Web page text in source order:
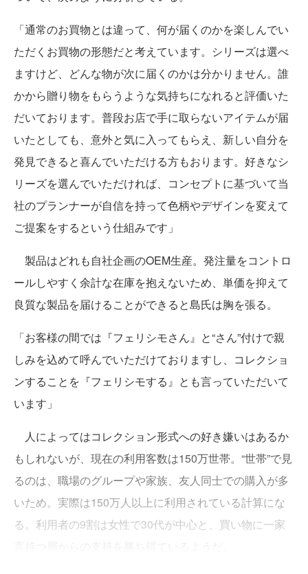
「通常のお買物とは違って、何が届くのかを楽しんでい
ただくお買物の形態だと考えています。シリーズは選べ
ますけど、どんな物が次に届くのかは分かりません。誰
かから贈り物をもらうような気持ちになれると評価いた
だいております。普段お店で手に取らないアイテムが届
いたとしても、意外と気に入ってもらえ、新しい自分を
発見できると喜んでいただける方もおります。好きなシ
リーズを選んでいただければ、コンセプトに基づいて当
社のプランナーが自信を持って色柄やデザインを変えて
ご提案をするという仕組みです」
製品はどれも自社企画のOEM生産。発注量をコントロ
ールしやすく余計な在庫を抱えないため、単価を抑えて
良質な製品を届けることができると島氏は胸を張る。
「お客様の間では『フェリシモさん』と“さん”付けで親
しみを込めて呼んでいただけておりますし、コレクショ
ンすることを『フェリシモする』とも言っていただいて
います」
人によってはコレクション形式への好き嫌いはあるか
もしれないが、現在の利用客数は150万世帯。“世帯”で見
るのは、職場のグループや家族、友人同士での購入が多
いため。実際は150万人以上に利用されている計算にな
る。利用者の9割は女性で30代が中心と、買い物に一家